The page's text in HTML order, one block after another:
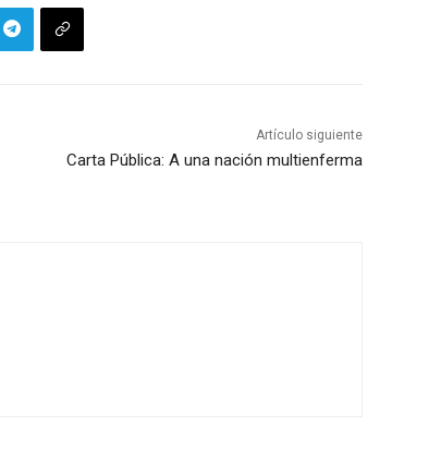
Artículo siguiente
Carta Pública: A una nación multienferma